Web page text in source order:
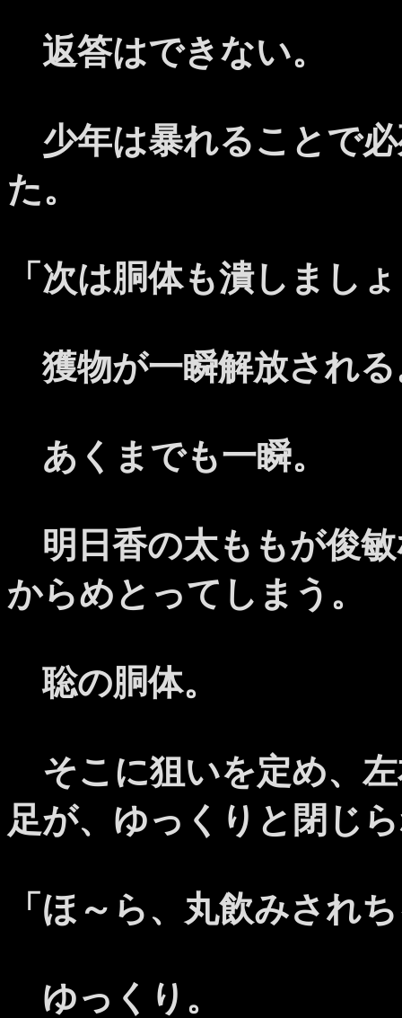
返答はできない。
少年は暴れることで
た。
「次は胴体も潰しまし
獲物が一瞬解放される
あくまでも一瞬。
明日香の太ももが俊
からめとってしまう。
聡の胴体。
そこに狙いを定め、
足が、ゆっくりと閉じ
「ほ～ら、丸飲みされ
ゆっくり。